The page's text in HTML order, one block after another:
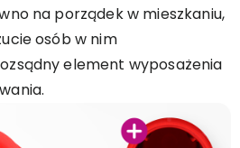
na porządek w mieszkaniu,
osób w nim
element wyposażenia